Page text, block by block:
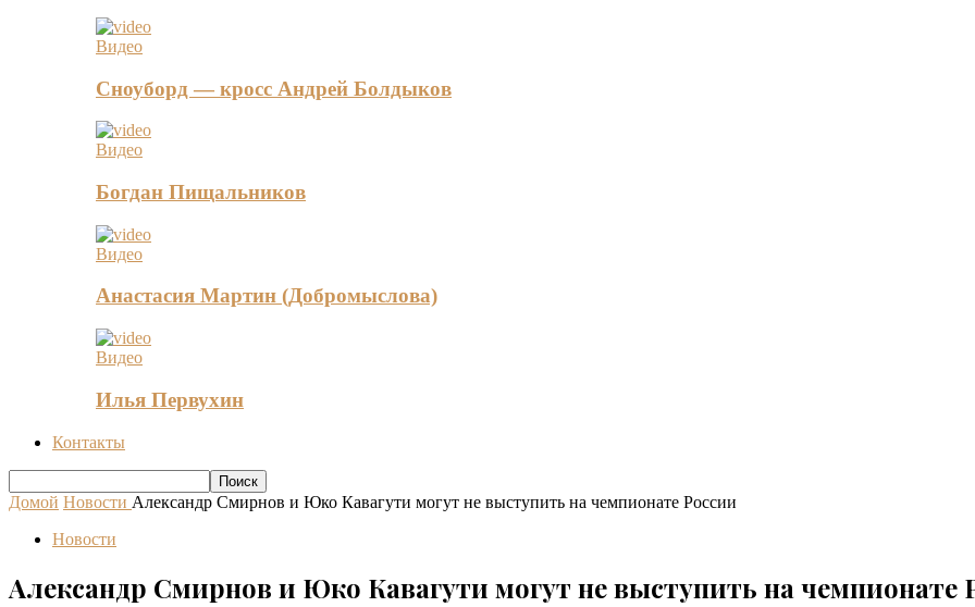
Видео
Сноуборд — кросс Андрей Болдыков
Видео
Богдан Пищальников
Видео
Анастасия Мартин (Добромыслова)
Видео
Илья Первухин
Контакты
Домой Новости Александр Смирнов и Юко Кавагути могут не выступить на чемпионате России
Новости
Александр Смирнов и Юко Кавагути могут не выступить на чемпионате